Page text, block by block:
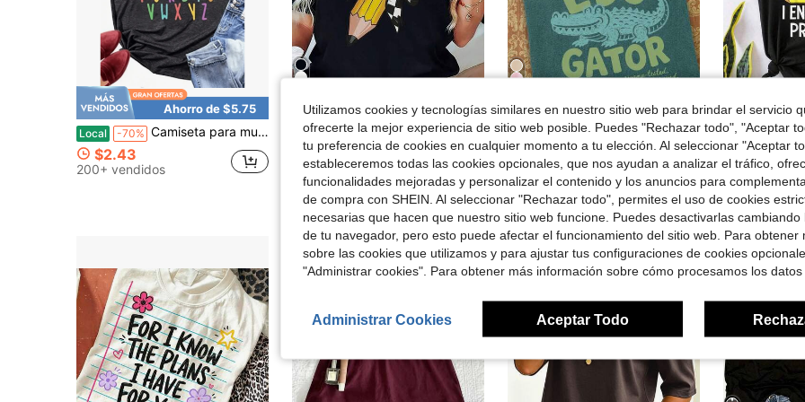
Ahorro de $5.75
Local -70% Camiseta para mujer talla grande Elemeno, diseño de maestra, estampado gráfico colorido del alfabeto ABC, camiseta casual de cuello redondo, elasticidad media, lavable a máquina
$2.43
200+ vendidos
Ahorro de $4.45
Local -54% Camiseta de profesora para mujer - Top negro de cuello redondo, suave y transpirable con estampado de lápiz amarillo
$3.73
700+ vendidos
Local -88% Camiseta Educador GATOR | Camiseta de Maestro de Caimán | Camiseta de Maestro de Regreso a la Escuela | Camiseta
$4.99 400+ vendidos
Free Shipping
Local -54%
$3.73
200+
Utilizamos cookies y tecnologías similares en nuestro sitio web para brindar el servicio
ofrecerte la mejor experiencia de sitio web posible. Puedes "Rechazar todo", "Aceptar
tu preferencia de cookies en cualquier momento a tu elección. Al seleccionar "Aceptar
estableceremos todas las cookies opcionales, que nos ayudan a analizar el tráfico,
funcionalidades mejoradas y personalizar el contenido y los anuncios para
de compra con SHEIN. Al seleccionar "Rechazar todo", permites el uso de cookies
necesarias que hacen que nuestro sitio web funcione. Puedes desactivarlas cambiando
de tu navegador, pero esto puede afectar el funcionamiento del sitio web. Para obtener
sobre las cookies que utilizamos y para ajustar tus configuraciones de cookies
"Administrar cookies". Para obtener más información sobre cómo procesamos los datos
Administrar Cookies Aceptar Todo